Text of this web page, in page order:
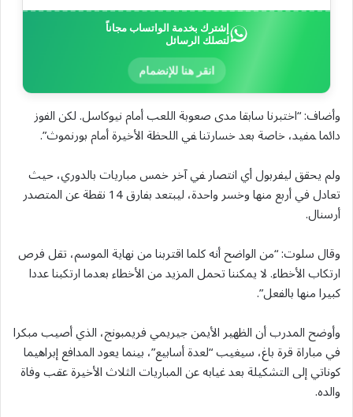
إشترك بخدمة الواتساب مجاناً
لتصلك الرسائل
انقر هنا للإنضمام
وأضاف: “اختبرنا سابقا مدى ‌صعوبة اللعب أمام نيوكاسل. لكن الفوز
دائما ‍مفيد، خاصة بعد خسارتنا ‍في اللحظة الأخيرة أمام بورنموث”.
ولم يحقق ليفربول أي انتصار ‍في آخر خمس مباريات بالدوري، حيث
تعادل في أربع منها وخسر واحدة، ليبتعد بفارق 14 نقطة عن المتصدر
أرسنال.
وقال سلوت: “من الواضح أنه كلما اقتربنا من نهاية الموسم، تقل فرص
ارتكاب الأخطاء. لا يمكننا ​تحمل المزيد من الأخطاء بعدما ارتكبنا عددا
كبيرا منها بالفعل”.
وأوضح المدرب أن الظهير الأيمن جيريمي فريمبونج، الذي أصيب ⁠مبكرا
في مباراة قرة باغ، سيغيب “لعدة أسابيع”، بينما يعود المدافع إبراهيما
كوناتي إلى التشكيلة بعد غيابه عن المباريات الثلاث الأخيرة عقب وفاة
والده.